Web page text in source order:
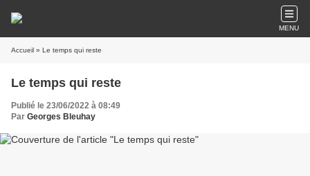
MENU
Accueil » Le temps qui reste
Le temps qui reste
Publié le 23/06/2022 à 08:49
Par Georges Bleuhay